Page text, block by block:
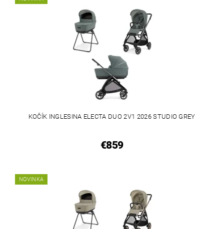
KOČÍK INGLESINA ELECTA DUO 2V1 2026 STUDIO GREY
€859
NOVINKA